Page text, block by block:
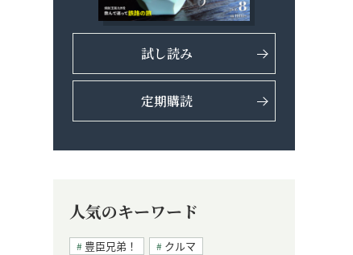
試し読み
定期購読
人気のキーワード
豊臣兄弟！
クルマ